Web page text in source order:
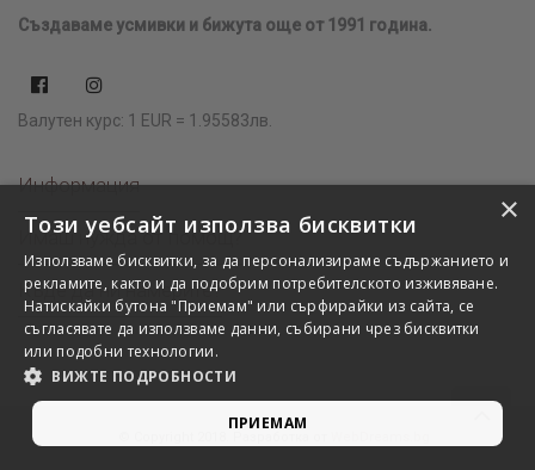
Създаваме усмивки и бижута още от 1991 година.
Валутен курс: 1 EUR = 1.95583лв.
Информация
Имаш нужда от помощ?
Къде да ни намерите?
×
Този уебсайт използва бисквитки
Използваме бисквитки, за да персонализираме съдържанието и
рекламите, както и да подобрим потребителското изживяване.
Натискайки бутона "Приемам" или сърфирайки из сайта, се
съгласявате да използваме данни, събирани чрез бисквитки
или подобни технологии.
ВИЖТЕ ПОДРОБНОСТИ
ПРИЕМАМ